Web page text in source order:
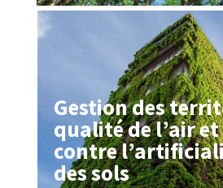
Gestion des
qualité de l’air
contre
des sols